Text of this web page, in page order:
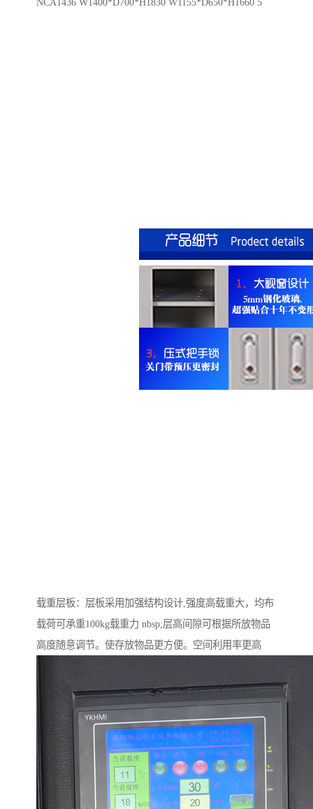
NCA1436 W1400*D700*H1830 W1155*D650*H1660 5
载重层板：层板采用加强结构设计,强度高载重大，均布
载荷可承重100kg载重力 nbsp;层高间隙可根据所放物品
高度随意调节。使存放物品更方便。空间利用率更高